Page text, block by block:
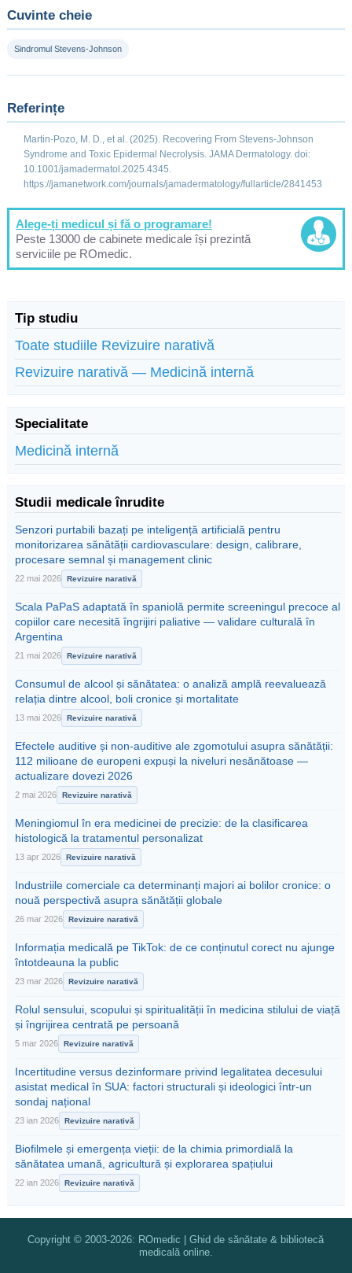
Cuvinte cheie
Sindromul Stevens-Johnson
Referințe
Martin-Pozo, M. D., et al. (2025). Recovering From Stevens-Johnson
Syndrome and Toxic Epidermal Necrolysis. JAMA Dermatology. doi:
10.1001/jamadermatol.2025.4345.
https://jamanetwork.com/journals/jamadermatology/fullarticle/2841453
Alege-ți medicul și fă o programare!
Peste 13000 de cabinete medicale își prezintă
serviciile pe ROmedic.
Tip studiu
Toate studiile Revizuire narativă
Revizuire narativă — Medicină internă
Specialitate
Medicină internă
Studii medicale înrudite
Senzori purtabili bazați pe inteligență artificială pentru
monitorizarea sănătății cardiovasculare: design, calibrare,
procesare semnal și management clinic
22 mai 2026 Revizuire narativă
Scala PaPaS adaptată în spaniolă permite screeningul precoce al
copiilor care necesită îngrijiri paliative — validare culturală în
Argentina
21 mai 2026 Revizuire narativă
Consumul de alcool și sănătatea: o analiză amplă reevaluează
relația dintre alcool, boli cronice și mortalitate
13 mai 2026 Revizuire narativă
Efectele auditive și non-auditive ale zgomotului asupra sănătății:
112 milioane de europeni expuși la niveluri nesănătoase —
actualizare dovezi 2026
2 mai 2026 Revizuire narativă
Meningiomul în era medicinei de precizie: de la clasificarea
histologică la tratamentul personalizat
13 apr 2026 Revizuire narativă
Industriile comerciale ca determinanți majori ai bolilor cronice: o
nouă perspectivă asupra sănătății globale
26 mar 2026 Revizuire narativă
Informația medicală pe TikTok: de ce conținutul corect nu ajunge
întotdeauna la public
23 mar 2026 Revizuire narativă
Rolul sensului, scopului și spiritualității în medicina stilului de viață
și îngrijirea centrată pe persoană
5 mar 2026 Revizuire narativă
Incertitudine versus dezinformare privind legalitatea decesului
asistat medical în SUA: factori structurali și ideologici într-un
sondaj național
23 ian 2026 Revizuire narativă
Biofilmele și emergența vieții: de la chimia primordială la
sănătatea umană, agricultură și explorarea spațiului
22 ian 2026 Revizuire narativă
Copyright © 2003-2026: ROmedic | Ghid de sănătate & bibliotecă
medicală online.